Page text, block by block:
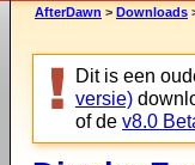
AfterDawn > Downloads
Dit is een
versie)
of de v8.0